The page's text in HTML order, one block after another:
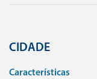
CIDADE
Caracterí­sticas